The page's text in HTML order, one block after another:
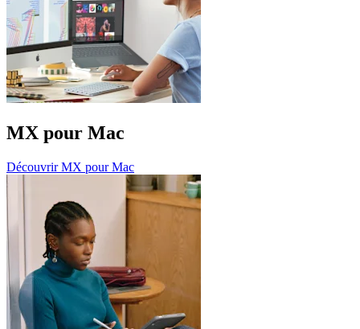
MX pour Mac
Découvrir MX pour Mac